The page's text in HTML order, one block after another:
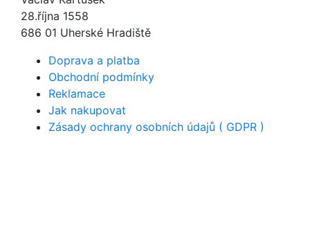
28.října 1558
686 01 Uherské Hradiště
Doprava a platba
Obchodní podmínky
Reklamace
Jak nakupovat
Zásady ochrany osobních údajů ( GDPR )